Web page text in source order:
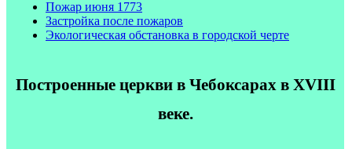
Пожар июня 1773
Застройка после пожаров
Экологическая обстановка в городской черте
Построенные церкви в Чебоксарах в XVIII
веке.